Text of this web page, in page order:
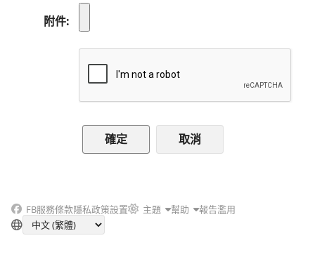
附件
取消
FB服務條款隱私政策設置 主題 幫助 報告濫用